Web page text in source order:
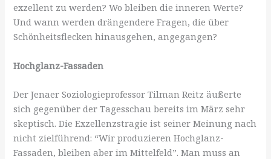
exzellent zu werden? Wo bleiben die inneren Werte?
Und wann werden drängendere Fragen, die über
Schönheitsflecken hinausgehen, angegangen?
Hochglanz-Fassaden
Der Jenaer Soziologieprofessor Tilman Reitz äußerte
sich gegenüber der Tagesschau bereits im März sehr
skeptisch. Die Exzellenzstragie ist seiner Meinung nach
nicht zielführend: “Wir produzieren Hochglanz-
Fassaden, bleiben aber im Mittelfeld”. Man muss an